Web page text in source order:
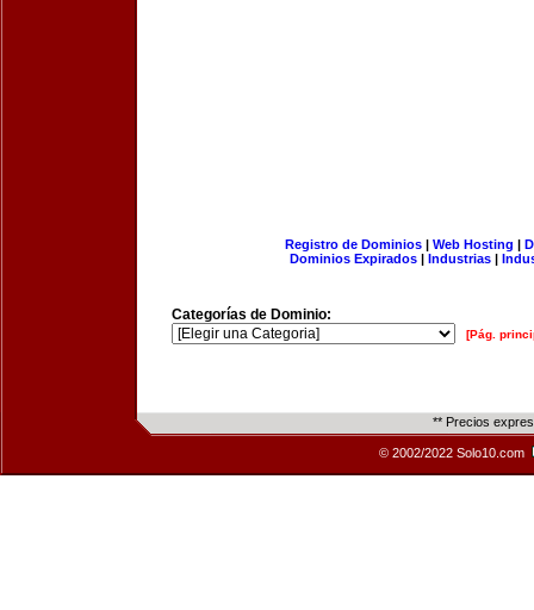
Registro de Dominios| Web Hosting |
Dominios Expirados | Industrias |
Categorías de Dominio:
[Pág.
** Precios
© 2002/2022 Solo10.com